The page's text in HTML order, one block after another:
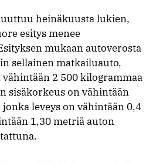
heinäkuusta lukien,
esitys menee
mukaan autoverosta
sellainen matkailuauto,
vähintään 2 500 kilogrammaa
sisäkorkeus on vähintään
leveys on vähintään 0,4
1,30 metriä auton